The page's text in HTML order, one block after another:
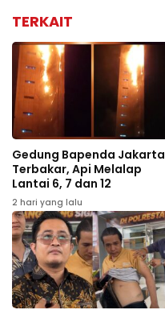
TERKAIT
Gedung Bapenda Jakarta
Terbakar, Api Melalap
Lantai 6, 7 dan 12
2 hari yang lalu